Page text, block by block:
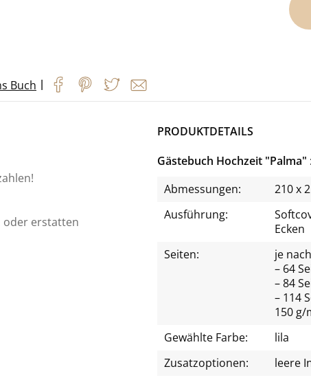
Buch |
oder erstatten
PRODUKTDETAILS
Gästebuch Hochzeit "Palma"
Abmessungen:
210 x
Ausführung:
Ecken
Seiten:
je
– 64
– 84
– 114
150 g/
Gewählte Farbe:
lila
Zusatzoptionen:
leere